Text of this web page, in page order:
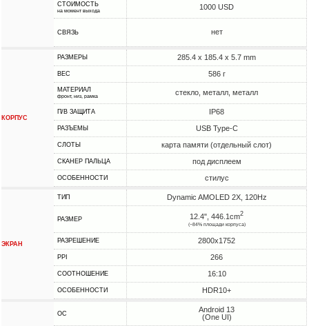
СТОИМОСТЬ
на момент выхода 1000 USD
СВЯЗЬ нет
КОРПУС
РАЗМЕРЫ 285.4 x 185.4 x 5.7 mm
ВЕС 586 г
МАТЕРИАЛ
фронт, низ, рамка стекло, металл, металл
П/В ЗАЩИТА IP68
РАЗЪЕМЫ USB Type-C
СЛОТЫ карта памяти (отдельный слот)
СКАНЕР ПАЛЬЦА под дисплеем
ОСОБЕННОСТИ стилус
ЭКРАН
ТИП Dynamic AMOLED 2X, 120Hz
РАЗМЕР 12.4", 446.1cm2
(~84% площади корпуса)
РАЗРЕШЕНИЕ 2800x1752
PPI 266
СООТНОШЕНИЕ 16:10
ОСОБЕННОСТИ HDR10+
ОС
Android 13
(One UI)